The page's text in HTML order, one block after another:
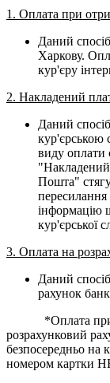
1. Оплата при
Даний
Харкову.
кур'єру
2. Накладений
Даний
виду оплати
Пошта"
інформацію
кур'єрської
3. Оплата на
Даний
рахунок
*Оплата
розрахунковий
безпосередньо на
номером картки